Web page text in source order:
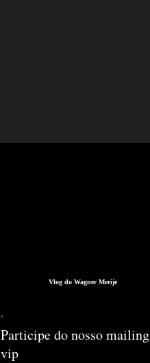
Vlog do Wagner Merije
Participe do nosso mailing
vip